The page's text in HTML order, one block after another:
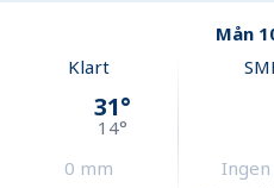
Mån
Klart
31°
14°
0 mm
Ingen